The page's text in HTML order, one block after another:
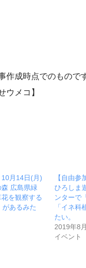
作成時点でのもので
ウメコ】
10月14日(月)
広島県緑
を観察する
があるみた
【自由参
ひろしま
ンターで
「イネ
たい。
2019年8
イベント